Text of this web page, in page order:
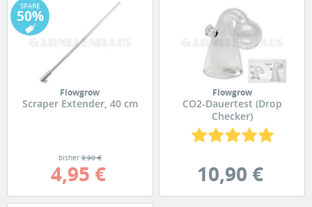
SPARE
50%
Flowgrow
Scraper Extender, 40 cm
bisher 9,90 €
4,95 €
Flowgrow
CO2-Dauertest (Drop
Checker)
10,90 €